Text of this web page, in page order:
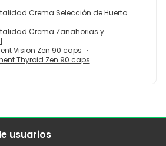
Crema Selección de Huerto
Crema Zanahorias y
Vision Zen 90 caps
Thyroid Zen 90 caps
usuarios